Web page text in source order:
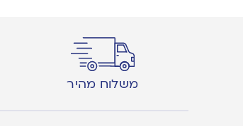
משלוח מהיר